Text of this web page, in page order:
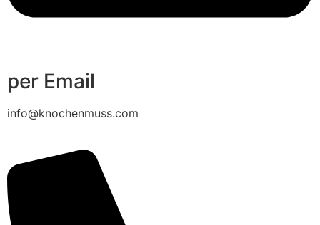
per Email
info@knochenmuss.com